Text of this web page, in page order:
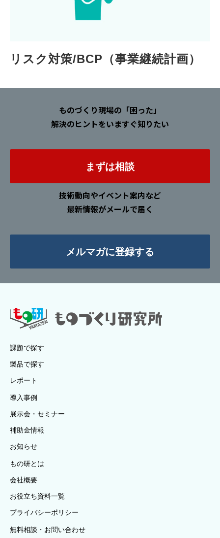
リスク対策/BCP（事業継続計画）
ものづくり現場の「困った」
解決のヒントをいますぐ知りたい
まずは相談
技術動向やイベント案内など
最新情報がメールで届く
メルマガに登録する
課題で探す
製品で探す
レポート
導入事例
展示会・セミナー
補助金情報
お知らせ
もの研とは
会社概要
お役立ち資料一覧
プライバシーポリシー
無料相談・お問い合わせ